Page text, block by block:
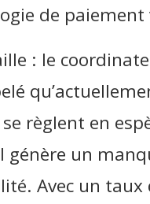
de paiement
: le
règlent en
génère un
Avec un